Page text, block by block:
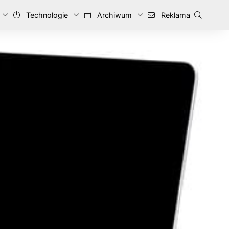
Technologie Archiwum Reklama